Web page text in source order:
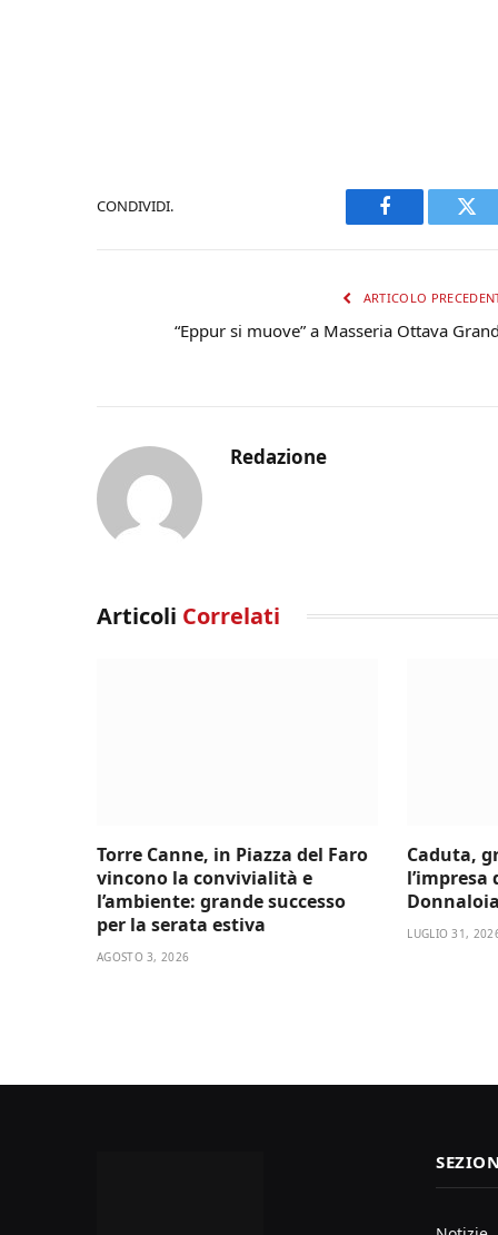
CONDIVIDI.
Facebook
ARTICOLO
“Eppur si muove” a Masseria Ottava
Redazione
Articoli Correlati
Torre Canne, in Piazza del Faro
vincono la convivialità e
l’ambiente: grande successo
per la serata estiva
AGOSTO 3, 2026
Caduta,
l’impresa
LUGLIO 31,